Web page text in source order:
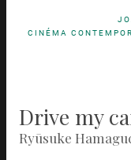
CINÉMA
Drive my
Ryūsuke